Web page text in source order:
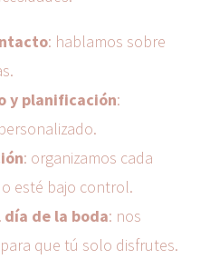
: hablamos sobre
y planificación:
: organizamos cada
esté bajo control.
de la boda: nos
que tú solo disfrutes.